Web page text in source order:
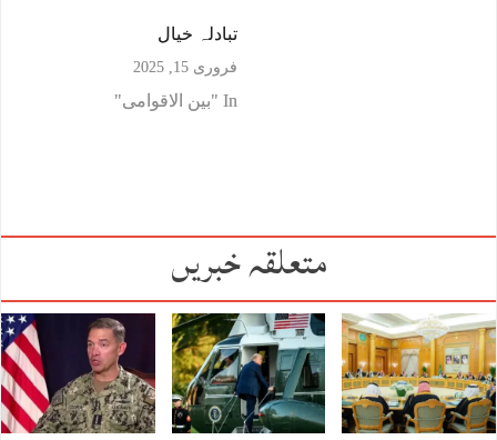
تبادلہ خیال
فروری 15, 2025
In "بین الاقوامی"
متعلقہ خبریں